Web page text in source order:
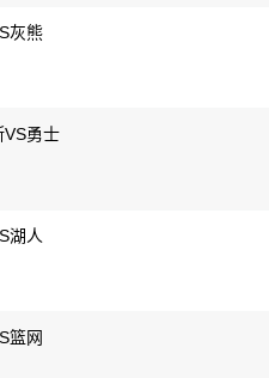
灰熊
勇士
湖人
篮网